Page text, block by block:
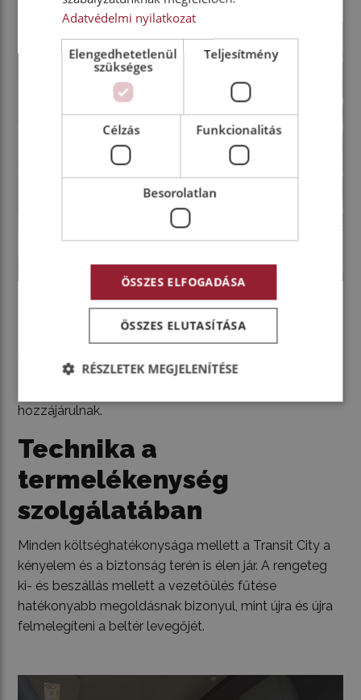
Nem kevésbé vonzóak a karbantartási költségek,
dízelmodelleké alatt alakulnak. Ehhez a kétéves vagy
40 ezer kilométeres szervizintervallumok is nagyban
hozzájárulnak.
Technika a
termelékenység
szolgálatában
Minden költséghatékonysága mellett a Transit City a
kényelem és a biztonság terén is élen jár. A rengeteg
ki- és beszállás mellett a vezetőülés fűtése
hatékonyabb megoldásnak bizonyul, mint újra és újra
felmelegíteni a beltér levegőjét.
Adatvédelmi nyilatkozat
Elengedhetetlenül
szükséges
Teljesítmény
Célzás Funkcionalitás
Besorolatlan
ÖSSZES ELFOGADÁSA
ÖSSZES ELUTASÍTÁSA
RÉSZLETEK MEGJELENÍTÉSE